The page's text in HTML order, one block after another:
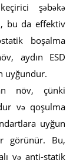
şəbəkə
bu da effektiv
boşalma
aydın ESD
uyğundur.
növ, çünki
və qoşulma
uyğun
görünür. Bu,
və anti-statik